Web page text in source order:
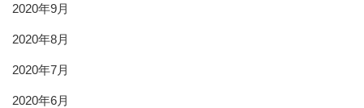
2020年9月
2020年8月
2020年7月
2020年6月